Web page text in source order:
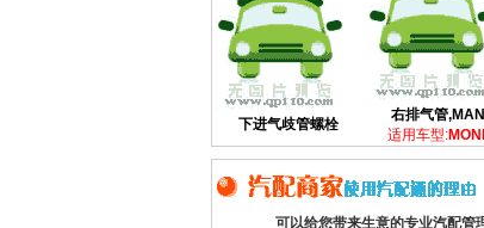
下进气歧管螺栓
右排气管,MANI
适用车型:
可以给您带来生意的专业汽配管